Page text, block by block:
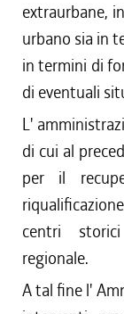
extraurbane,
urbano sia in
in termini di
di eventuali
L'
di cui al
per il
centri
regionale.
A tal fine l'